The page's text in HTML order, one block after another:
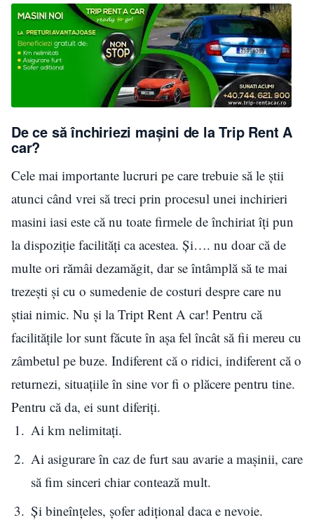
De ce să închiriezi maşini de la Trip Rent A
car?
Cele mai importante lucruri pe care trebuie să le știi
atunci când vrei să treci prin procesul unei inchirieri
masini iasi este că nu toate firmele de închiriat îți pun
la dispoziție facilități ca acestea. Și…. nu doar că de
multe ori rămâi dezamăgit, dar se întâmplă să te mai
trezești și cu o sumedenie de costuri despre care nu
știai nimic. Nu și la Tript Rent A car! Pentru că
facilitățile lor sunt făcute în așa fel încât să fii mereu cu
zâmbetul pe buze. Indiferent că o ridici, indiferent că o
returnezi, situațiile în sine vor fi o plăcere pentru tine.
Pentru că da, ei sunt diferiți.
Ai km nelimitați.
Ai asigurare în caz de furt sau avarie a mașinii, care
să fim sinceri chiar contează mult.
Și bineînțeles, șofer adițional daca e nevoie.